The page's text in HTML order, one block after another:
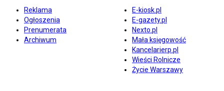
Reklama
Ogłoszenia
Prenumerata
Archiwum
E-kiosk.pl
E-gazety.pl
Nexto.pl
Mała księgowość
Kancelarierp.pl
Wieści Rolnicze
Życie Warszawy